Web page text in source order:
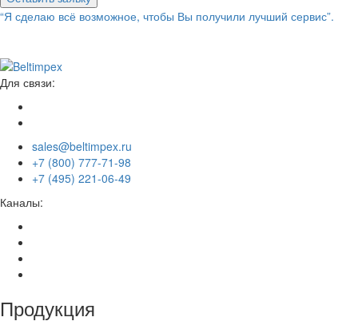
“Я сделаю всё возможное, чтобы Вы получили лучший сервис”.
Для связи:
sales@beltimpex.ru
+7 (800) 777-71-98
+7 (495) 221-06-49
Каналы:
Продукция